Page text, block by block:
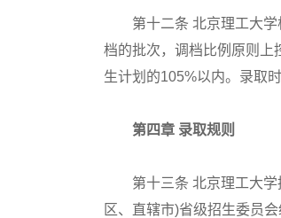
第十二条 北京理工大学
档的批次，调档比例原则上
生计划的105%以内。录取
第四章 录取规则
第十三条 北京理工大学招
区、直辖市)省级招生委员